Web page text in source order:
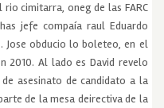
cimitarra, oneg de las FARC
jefe compaía raul Eduardo
Jose obducio lo boleteo, en el
2010. Al lado es David revelo
asesinato de candidato a la
de la mesa deirectiva de la